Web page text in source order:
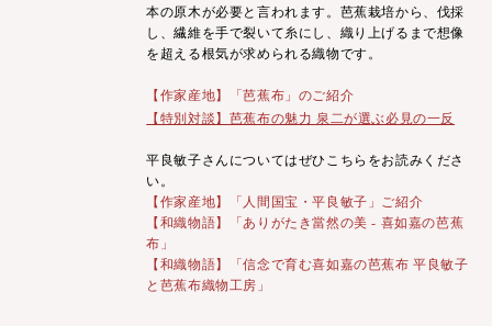
本の原木が必要と言われます。芭蕉栽培から、伐採
し、繊維を手で裂いて糸にし、織り上げるまで想像
を超える根気が求められる織物です。
【作家産地】「芭蕉布」のご紹介
【特別対談】芭蕉布の魅力 泉二が選ぶ必見の一反
平良敏子さんについてはぜひこちらをお読みくださ
い。
【作家産地】「人間国宝・平良敏子」ご紹介
【和織物語】「ありがたき當然の美 - 喜如嘉の芭蕉
布」
【和織物語】「信念で育む喜如嘉の芭蕉布 平良敏子
と芭蕉布織物工房」